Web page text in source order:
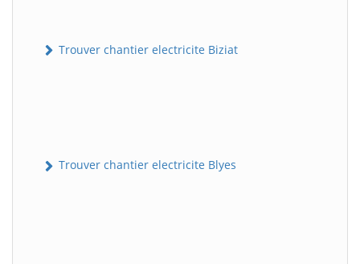
Trouver chantier electricite Biziat
Trouver chantier electricite Blyes